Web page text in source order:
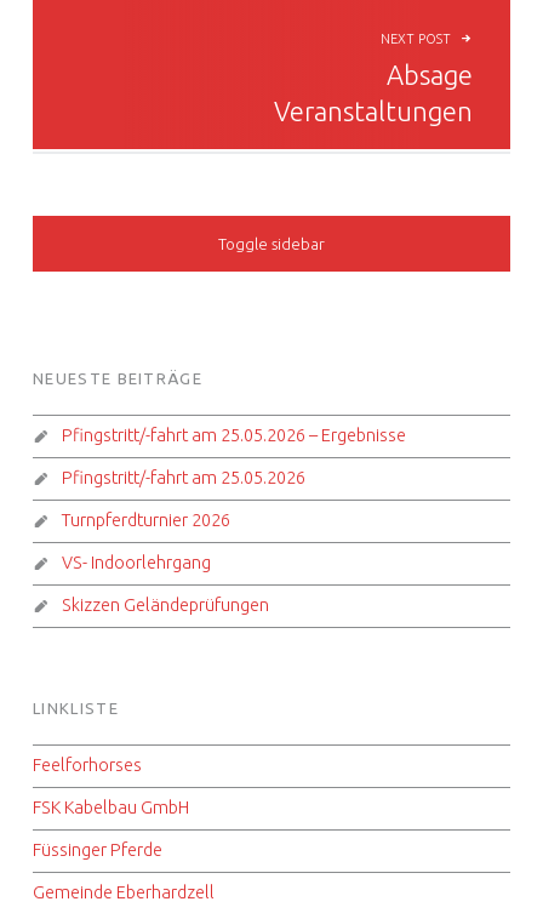
NEXT POST
Absage
Veranstaltungen
SIDEBAR
Toggle sidebar
FOOTER SIDEBAR
NEUESTE BEITRÄGE
Pfingstritt/-fahrt am 25.05.2026 – Ergebnisse
Pfingstritt/-fahrt am 25.05.2026
Turnpferdturnier 2026
VS- Indoorlehrgang
Skizzen Geländeprüfungen
LINKLISTE
Feelforhorses
FSK Kabelbau GmbH
Füssinger Pferde
Gemeinde Eberhardzell